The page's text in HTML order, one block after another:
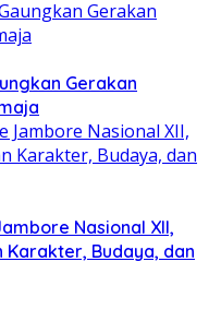
Gerakan
Nasional XII,
Karakter, Budaya, dan